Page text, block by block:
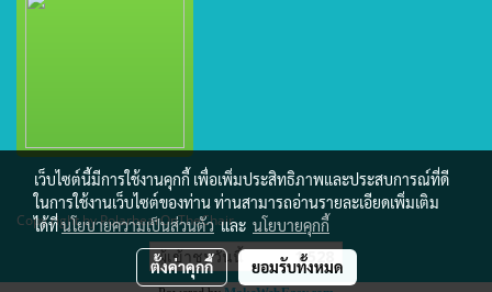
Copy right by PolarbearOnTheChair
ผู้เข้าชมวันนี้ 1,528
เว็บไซต์นี้มีการใช้งานคุกกี้ เพื่อเพิ่มประสิทธิภาพและประสบการณ์ที่ดี
ในการใช้งานเว็บไซต์ของท่าน ท่านสามารถอ่านรายละเอียดเพิ่มเติม
ได้ที่นโยบายความเป็นส่วนตัวและ นโยบายคุกกี้
ตั้งค่าคุกกี้ ยอมรับทั้งหมด